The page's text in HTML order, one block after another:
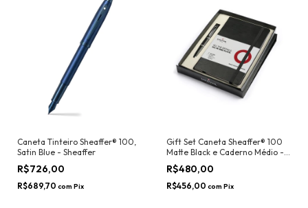
Caneta Tinteiro Sheaffer® 100,
Satin Blue - Sheaffer
R$726,00
R$689,70 com Pix
Gift Set Caneta Sheaffer® 100
Matte Black e Caderno Médio -
Sheaffer
R$480,00
R$456,00 com Pix